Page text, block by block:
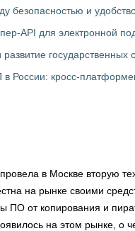
безопасностью и
API для электронной
государственных
России: кросс-
в Москве вторую
на рынке своими
ПО от копирования и
на этом рынке, о